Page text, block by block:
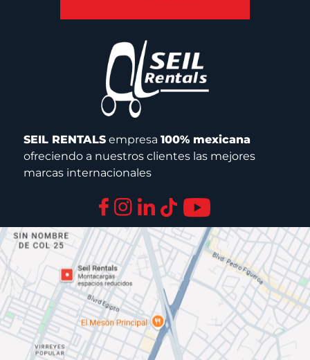
SEIL RENTALSempresa 100% mexicana
ofreciendo a nuestros clientes las mejores
marcas internacionales